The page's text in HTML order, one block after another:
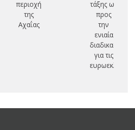
περιοχή
της
Αχαΐας
τάξης ως
προς
την
ενιαία
διαδικασία
για τις
ευρωεκλογές